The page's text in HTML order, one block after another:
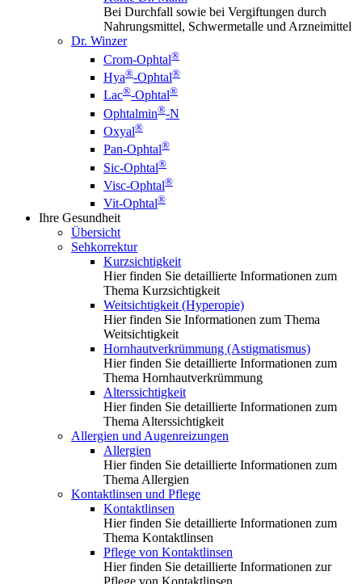
Bei Durchfall sowie bei Vergiftungen durch
Nahrungsmittel, Schwermetalle und Arzneimittel
Dr. Winzer
Crom-Ophtal®
Hya®-Ophtal®
Lac®-Ophtal®
Ophtalmin®-N
Oxyal®
Pan-Ophtal®
Sic-Ophtal®
Visc-Ophtal®
Vit-Ophtal®
Ihre Gesundheit
Übersicht
Sehkorrektur
Kurzsichtigkeit
Hier finden Sie detaillierte Informationen zum
Thema Kurzsichtigkeit
Weitsichtigkeit (Hyperopie)
Hier finden Sie Informationen zum Thema
Weitsichtigkeit
Hornhautverkrümmung (Astigmatismus)
Hier finden Sie detaillierte Informationen zum
Thema Hornhautverkrümmung
Alterssichtigkeit
Hier finden Sie detaillierte Informationen zum
Thema Alterssichtigkeit
Allergien und Augenreizungen
Allergien
Hier finden Sie detaillierte Informationen zum
Thema Allergien
Kontaktlinsen und Pflege
Kontaktlinsen
Hier finden Sie detaillierte Informationen zum
Thema Kontaktlinsen
Pflege von Kontaktlinsen
Hier finden Sie detaillierte Informationen zur